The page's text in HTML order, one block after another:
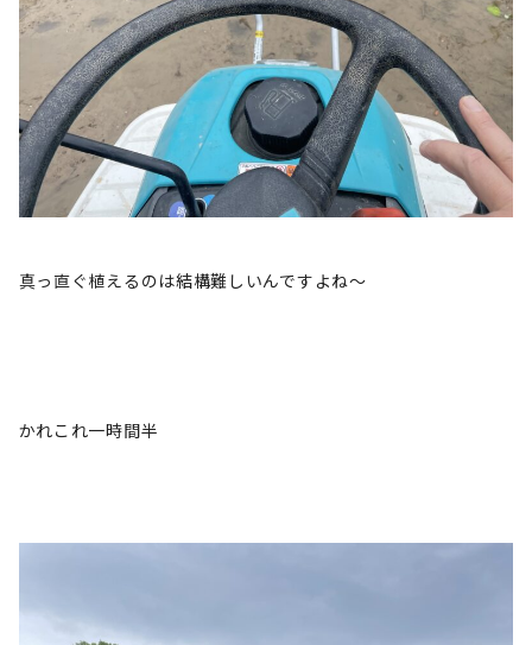
真っ直ぐ植えるのは結構難しいんですよね〜
かれこれ一時間半